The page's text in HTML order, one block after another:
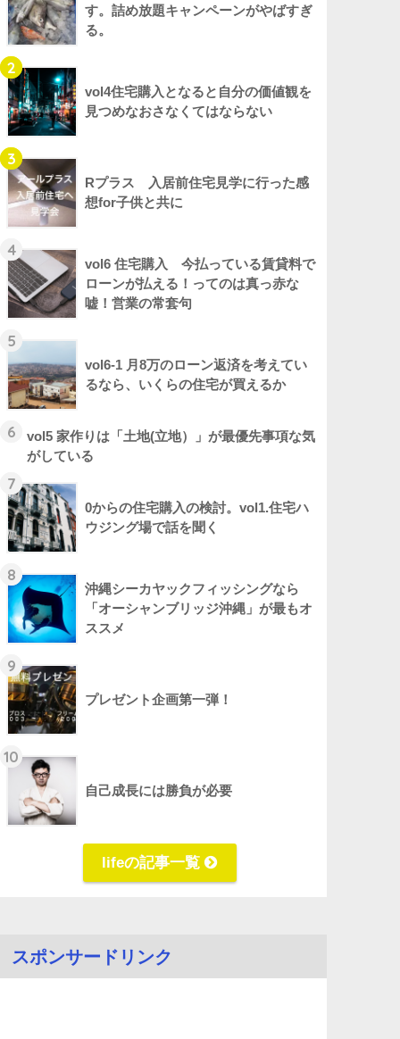
す。詰め放題キャンペーンがやばすぎ
る。
2
vol4住宅購入となると自分の価値観を
見つめなおさなくてはならない
3
Rプラス 入居前住宅見学に行った感
想for子供と共に
4
vol6 住宅購入 今払っている賃貸料で
ローンが払える！ってのは真っ赤な
嘘！営業の常套句
5
vol6-1 月8万のローン返済を考えてい
るなら、いくらの住宅が買えるか
6
vol5 家作りは「土地(立地）」が最優先事項な気
がしている
7
0からの住宅購入の検討。vol1.住宅ハ
ウジング場で話を聞く
8
沖縄シーカヤックフィッシングなら
「オーシャンブリッジ沖縄」が最もオ
ススメ
9
プレゼント企画第一弾！
10
自己成長には勝負が必要
lifeの記事一覧
スポンサードリンク